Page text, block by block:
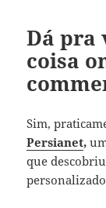
Dá pra
coisa
Sim,
Persianet,
que